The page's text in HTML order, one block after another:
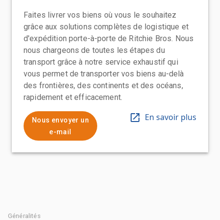
Faites livrer vos biens où vous le souhaitez
grâce aux solutions complètes de logistique et
d'expédition porte-à-porte de Ritchie Bros. Nous
nous chargeons de toutes les étapes du
transport grâce à notre service exhaustif qui
vous permet de transporter vos biens au-delà
des frontières, des continents et des océans,
rapidement et efficacement.
Nous envoyer un
e-mail
En savoir plus
Généralités